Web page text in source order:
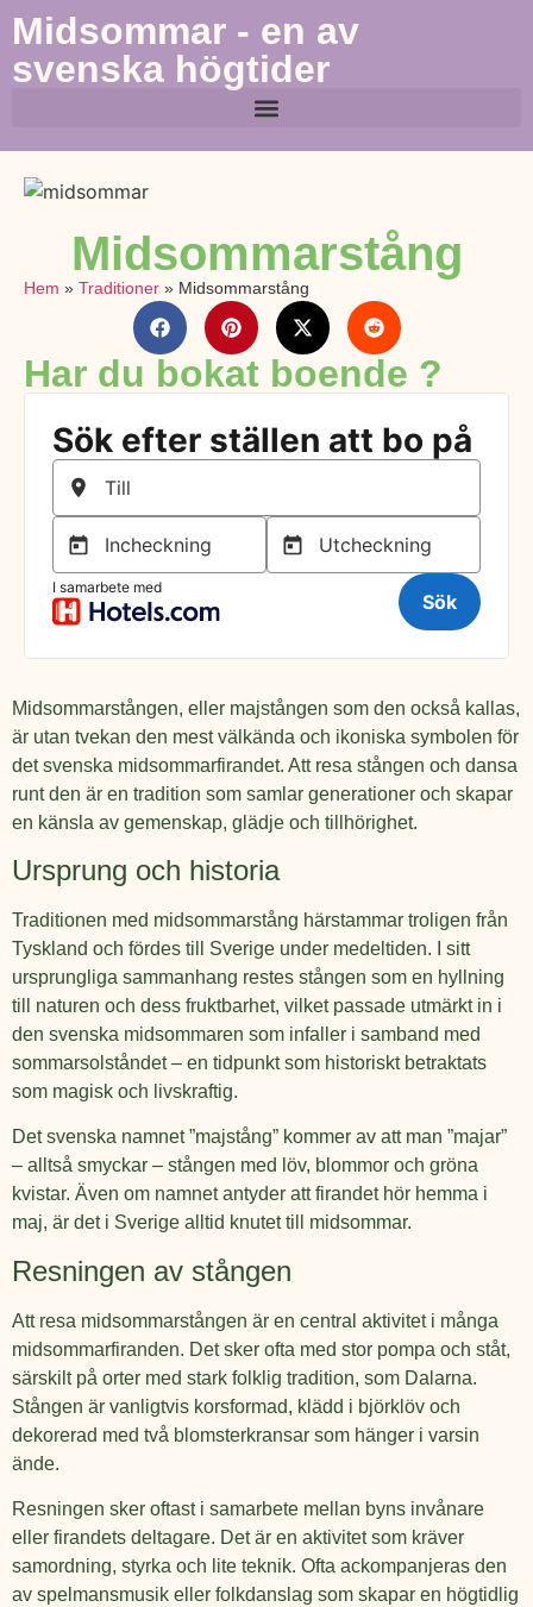
Midsommar - en av
svenska högtider
Midsommarstång
Hem » Traditioner » Midsommarstång
Har du bokat boende ?
Midsommarstången, eller majstången som den också kallas,
är utan tvekan den mest välkända och ikoniska symbolen för
det svenska midsommarfirandet. Att resa stången och dansa
runt den är en tradition som samlar generationer och skapar
en känsla av gemenskap, glädje och tillhörighet.
Ursprung och historia
Traditionen med midsommarstång härstammar troligen från
Tyskland och fördes till Sverige under medeltiden. I sitt
ursprungliga sammanhang restes stången som en hyllning
till naturen och dess fruktbarhet, vilket passade utmärkt in i
den svenska midsommaren som infaller i samband med
sommarsolståndet – en tidpunkt som historiskt betraktats
som magisk och livskraftig.
Det svenska namnet ”majstång” kommer av att man ”majar”
– alltså smyckar – stången med löv, blommor och gröna
kvistar. Även om namnet antyder att firandet hör hemma i
maj, är det i Sverige alltid knutet till midsommar.
Resningen av stången
Att resa midsommarstången är en central aktivitet i många
midsommarfiranden. Det sker ofta med stor pompa och ståt,
särskilt på orter med stark folklig tradition, som Dalarna.
Stången är vanligtvis korsformad, klädd i björklöv och
dekorerad med två blomsterkransar som hänger i varsin
ände.
Resningen sker oftast i samarbete mellan byns invånare
eller firandets deltagare. Det är en aktivitet som kräver
samordning, styrka och lite teknik. Ofta ackompanjeras den
av spelmansmusik eller folkdanslag som skapar en högtidlig